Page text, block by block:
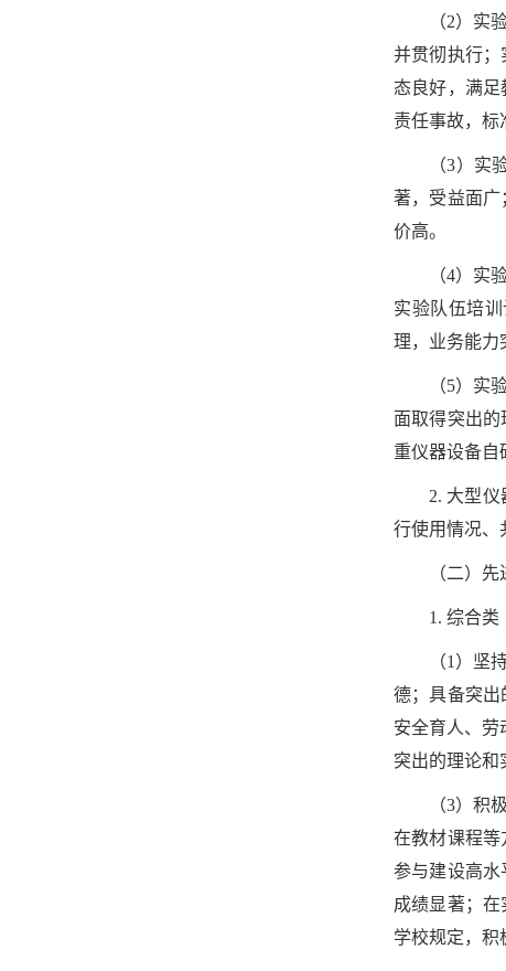
（2）实
并贯彻执行
态良好，满
责任事故，标
（3）实
著，受益面
价高。
（4）实
实验队伍培
理，业务能力
（5）实
面取得突出
重仪器设备自
2. 大型
行使用情况、
（二）先
1. 综合类
（1）坚
德；具备突出
安全育人、劳
突出的理论和
（3）积
在教材课程
参与建设高
成绩显著；
学校规定，积